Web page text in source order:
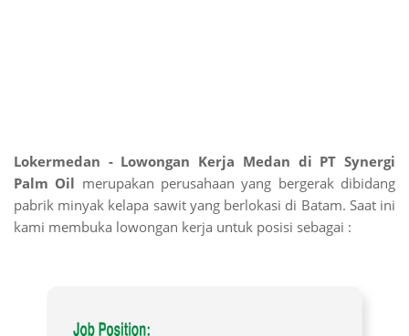
Lokermedan - Lowongan Kerja Medan di PT Synergi
Palm Oil merupakan perusahaan yang bergerak dibidang
pabrik minyak kelapa sawit yang berlokasi di Batam. Saat ini
kami membuka lowongan kerja untuk posisi sebagai :